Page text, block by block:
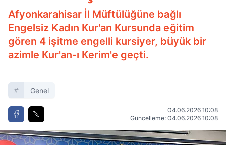
Afyonkarahisar İl Müftülüğüne bağlı
Engelsiz Kadın Kur'an Kursunda eğitim
gören 4 işitme engelli kursiyer, büyük bir
azimle Kur'an-ı Kerim'e geçti.
Genel
04.06.2026 10:08
Güncelleme: 04.06.2026 10:08